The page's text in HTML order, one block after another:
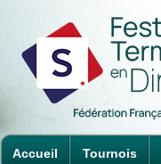
Accueil Tournois